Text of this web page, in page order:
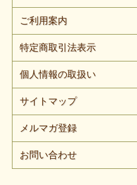
ご利用案内
特定商取引法表示
個人情報の取扱い
サイトマップ
メルマガ登録
お問い合わせ